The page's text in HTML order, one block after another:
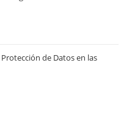
de Datos en las